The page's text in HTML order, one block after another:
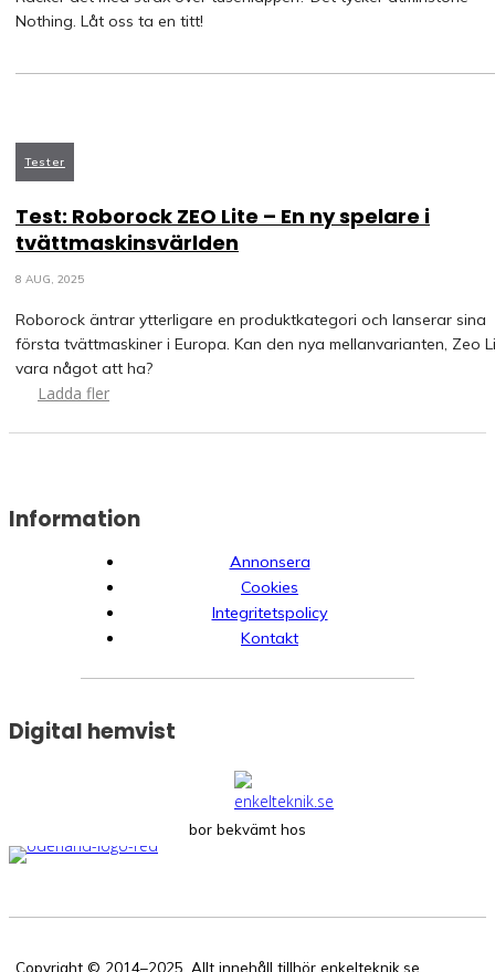
Nothing. Låt oss ta en titt!
Tester
Test: Roborock ZEO Lite – En ny spelare i
tvättmaskinsvärlden
8 AUG, 2025
Roborock äntrar ytterligare en produktkategori och lanserar sina
första tvättmaskiner i Europa. Kan den nya mellanvarianten, Zeo
vara något att ha?
Ladda fler
Information
Annonsera
Cookies
Integritetspolicy
Kontakt
Digital hemvist
bor bekvämt hos
Copyright © 2014–2025. Allt innehåll tillhör enkelteknik.se.